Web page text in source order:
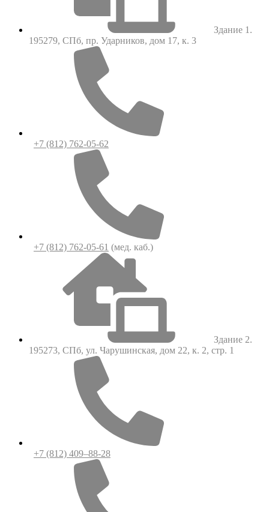
Здание 1.
195279, СПб, пр. Ударников, дом 17, к. 3
+7 (812) 762-05-62
+7 (812) 762-05-61 (мед. каб.)
Здание 2.
195273, СПб, ул. Чарушинская, дом 22, к. 2, стр. 1
+7 (812) 409–88-28